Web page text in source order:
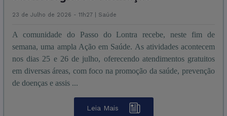
23 de Julho de 2026 - 11h27 | Saúde
A comunidade do Passo do Lontra recebe, neste fim de
semana, uma ampla Ação em Saúde. As atividades acontecem
nos dias 25 e 26 de julho, oferecendo atendimentos gratuitos
em diversas áreas, com foco na promoção da saúde, prevenção
de doenças e assis ...
Leia Mais